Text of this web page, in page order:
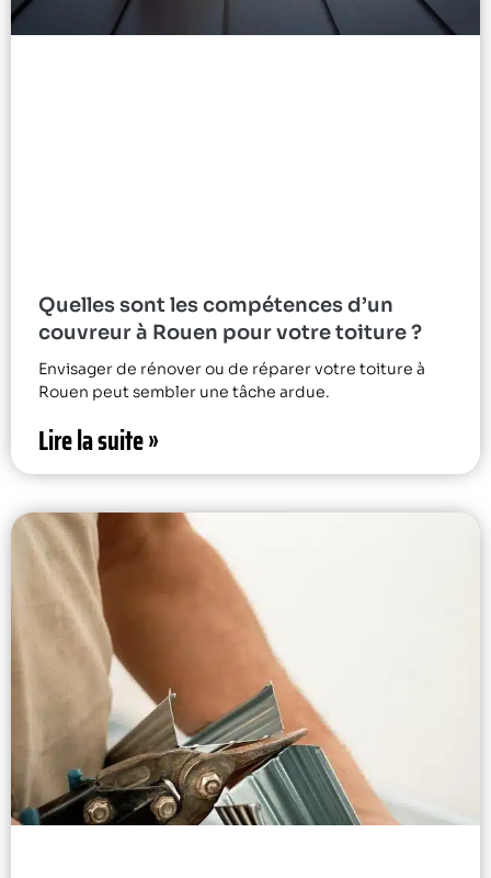
Quelles sont les compétences d’un
couvreur à Rouen pour votre toiture ?
Envisager de rénover ou de réparer votre toiture à
Rouen peut sembler une tâche ardue.
Lire la suite »